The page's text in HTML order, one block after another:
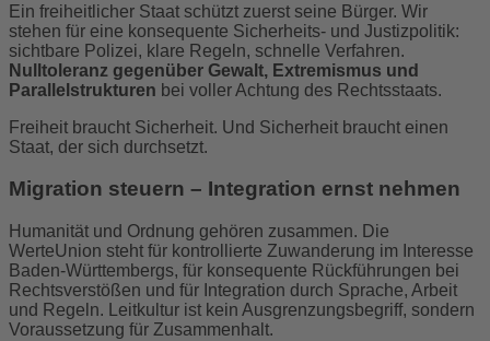
Ein freiheitlicher Staat schützt zuerst seine Bürger. Wir
stehen für eine konsequente Sicherheits- und Justizpolitik:
sichtbare Polizei, klare Regeln, schnelle Verfahren.
Nulltoleranz gegenüber Gewalt, Extremismus und
Parallelstrukturen bei voller Achtung des Rechtsstaats.
Freiheit braucht Sicherheit. Und Sicherheit braucht einen
Staat, der sich durchsetzt.
Migration steuern – Integration ernst nehmen
Humanität und Ordnung gehören zusammen. Die
WerteUnion steht für kontrollierte Zuwanderung im Interesse
Baden-Württembergs, für konsequente Rückführungen bei
Rechtsverstößen und für Integration durch Sprache, Arbeit
und Regeln.
Leitkultur ist kein Ausgrenzungsbegriff, sondern
Voraussetzung für Zusammenhalt.